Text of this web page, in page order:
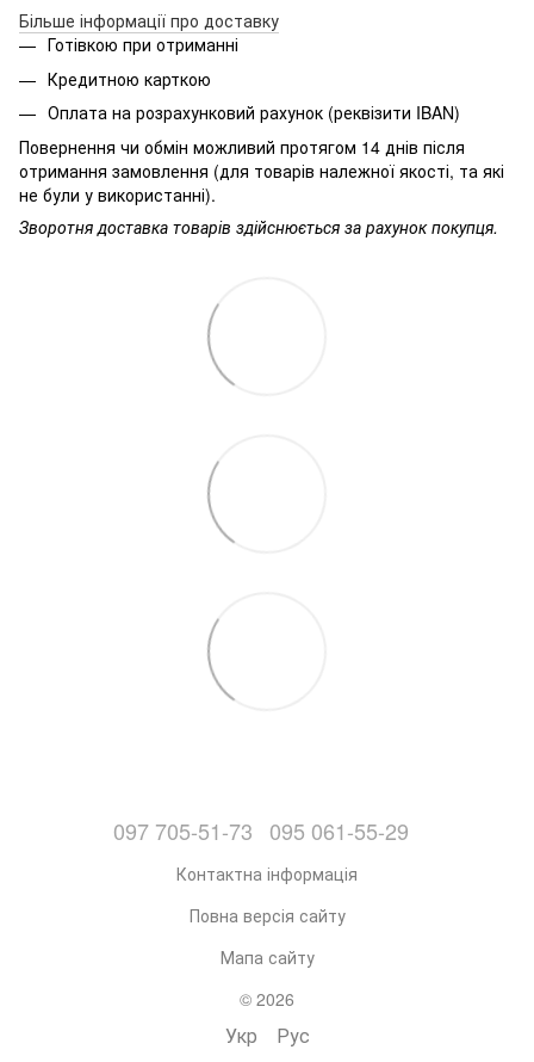
Більше інформації про доставку
Готівкою при отриманні
Кредитною карткою
Оплата на розрахунковий рахунок (реквізити IBAN)
Повернення чи обмін можливий протягом 14 днів після
отримання замовлення (для товарів належної якості, та які
не були у використанні).
Зворотня доставка товарів здійснюється за рахунок покупця.
097 705-51-73 095 061-55-29
Контактна інформація
Повна версія сайту
Мапа сайту
© 2026
Укр Рус